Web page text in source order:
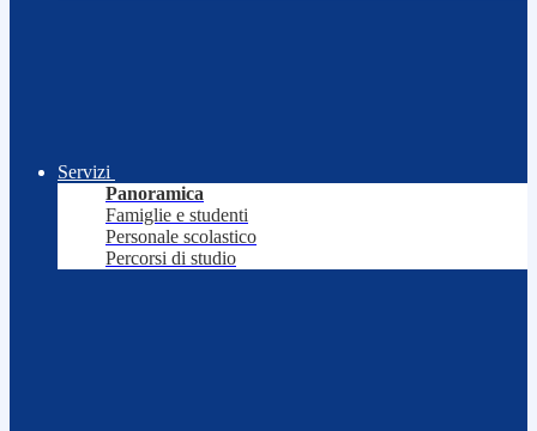
Servizi
Panoramica
Famiglie e studenti
Personale scolastico
Percorsi di studio